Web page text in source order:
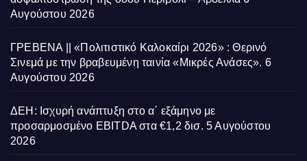
Αυγούστου 2026
ΓΡΕΒΕΝΑ || «Πολιτιστικό Καλοκαίρι 2026» : Θερινό
Σινεμά με την βραβευμένη ταινία «Μικρές Ανάσες». 6
Αυγούστου 2026
ΔΕΗ: Ισχυρή ανάπτυξη στο α΄ εξάμηνο με
προσαρμοσμένο EBITDA στα €1,2 δισ. 5 Αυγούστου
2026